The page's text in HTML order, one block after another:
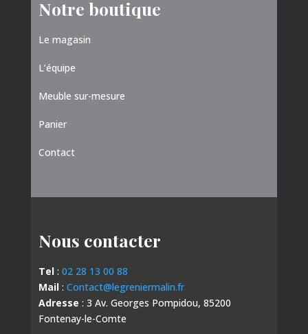
Notre boutique
Le magasin
L’équipe
Meuble sur-mesure
Panier
Contact
Nous contacter
Tel: 02 28 13 00 88
Mail: Contact@legreniermalin.fr
Adresse : 3 Av. Georges Pompidou, 85200
Fontenay-le-Comte